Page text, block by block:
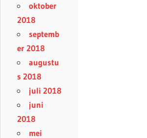
oktober
2018
septemb
er 2018
augustu
s 2018
juli 2018
juni
2018
mei